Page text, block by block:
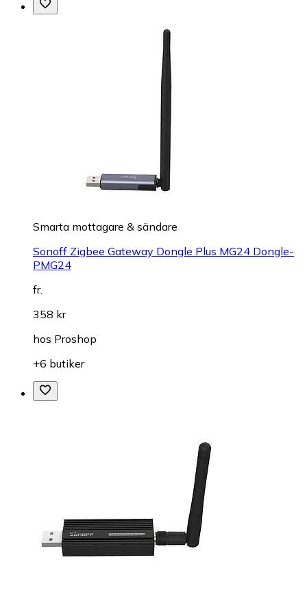
Smarta mottagare & sändare
Sonoff Zigbee Gateway Dongle Plus MG24 Dongle-
PMG24
fr.
358 kr
hos Proshop
+6 butiker